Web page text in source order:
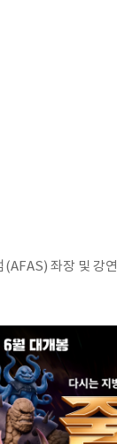
좌장 및 강연